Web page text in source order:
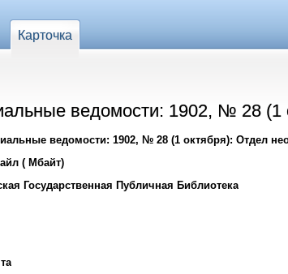
Карточка
ведомости: 1902, № 28
ведомости: 1902, № 28 (1 октября): Отдел
( Мбайт)
Государственная Публичная Библиотека